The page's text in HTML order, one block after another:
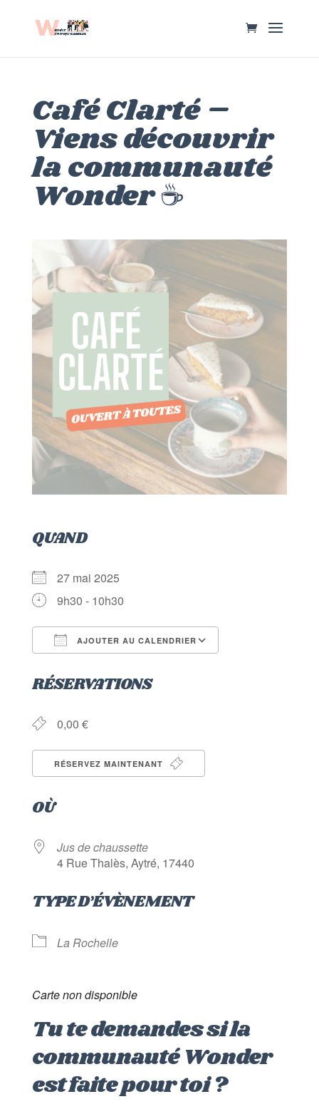
Café Clarté –
Viens découvrir
la communauté
Wonder ☕
QUAND
27 mai 2025
9h30 - 10h30
AJOUTER AU CALENDRIER
RÉSERVATIONS
0,00 €
RÉSERVEZ MAINTENANT
OÙ
Jus de chaussette
4 Rue Thalès, Aytré, 17440
TYPE D’ÉVÈNEMENT
La Rochelle
Carte non disponible
Tu te demandes si la
communauté Wonder
est faite pour toi ?